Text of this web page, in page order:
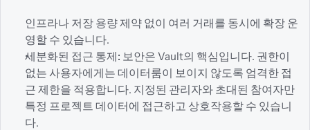
인프라나 저장 용량 제약 없이 여러 거래를 동시에 확장 운
영할 수 있습니다.
세분화된 접근 통제: 보안은 Vault의 핵심입니다. 권한이
없는 사용자에게는 데이터룸이 보이지 않도록 엄격한 접
근 제한을 적용합니다. 지정된 관리자와 초대된 참여자만
특정 프로젝트 데이터에 접근하고 상호작용할 수 있습니
다.